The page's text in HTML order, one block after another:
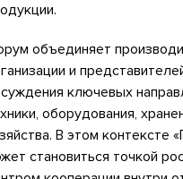
объединяет
и
ключевых
оборудования,
В этом контексте
становиться точкой